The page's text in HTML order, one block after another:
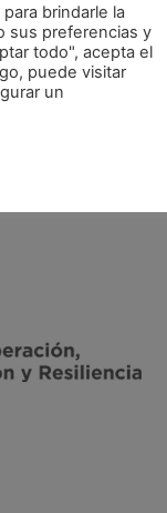
brindarle la
sus preferencias y
todo", acepta el
puede visitar
un